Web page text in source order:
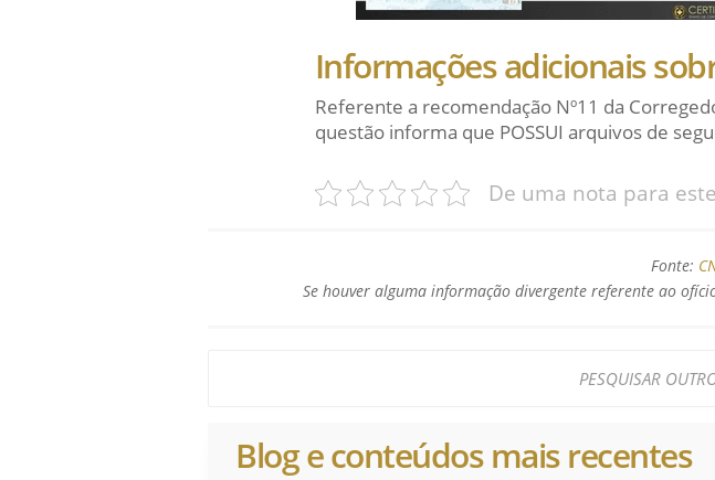
Informações adicionais
Referente a recomendação Nº11 da
questão informa que POSSUI arquivos de
De uma nota para
Fonte:
Se houver alguma informação divergente referente ao
Blog e conteúdos mais recentes